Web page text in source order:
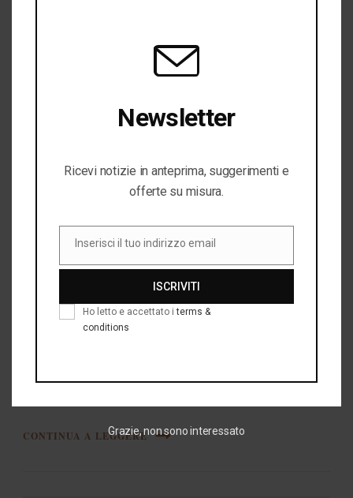
UNCATEGORIZED
Made in Fimelato
CONTINUA A LEGGERE
Newsletter
Ricevi notizie in anteprima, suggerimenti e
offerte su misura.
Inserisci il tuo indirizzo email
ISCRIVITI
Ho letto e accettato iterms &
conditions
Grazie, non sono interessato